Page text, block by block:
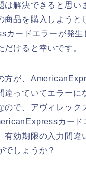
は解決できると思い
商品を購入しようと
カードエラーが発生
だけると幸いです。
方が、
違っていてエラーに
ので、アヴィレック
カード
有効期限の入力間違
でしょうか？